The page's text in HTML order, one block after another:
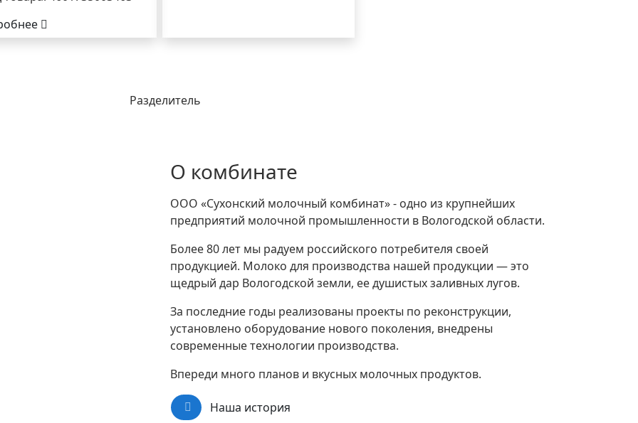
О комбинате
ООО «Сухонский молочный комбинат» - одно из крупнейших
предприятий молочной промышленности в Вологодской области.
Более 80 лет мы радуем российского потребителя своей
продукцией. Молоко для производства нашей продукции — это
щедрый дар Вологодской земли, ее душистых заливных лугов.
За последние годы реализованы проекты по реконструкции,
установлено оборудование нового поколения, внедрены
современные технологии производства.
Впереди много планов и вкусных молочных продуктов.
Наша история